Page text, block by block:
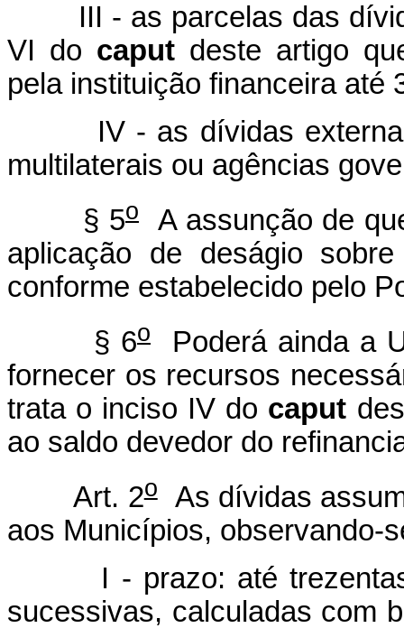
III - as parcelas das
VI do caput deste artigo
pela instituição financeira até
IV - as dívidas
multilaterais ou agências
§ 5oA assunção de
aplicação de deságio
conforme estabelecido pelo
§ 6o
Poderá ainda a
fornecer os recursos
trata o inciso IV do caput
ao saldo devedor do
Art. 2oAs dívidas
aos Municípios, observando-
I - prazo: até
sucessivas, calculadas com